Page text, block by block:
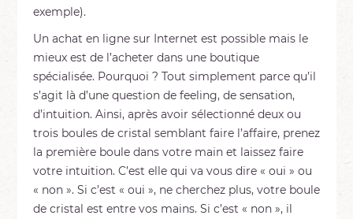
exemple).
Un achat en ligne sur Internet est possible mais le
mieux est de l’acheter dans une boutique
spécialisée. Pourquoi ? Tout simplement parce qu’il
s’agit là d’une question de feeling, de sensation,
d’intuition. Ainsi, après avoir sélectionné deux ou
trois boules de cristal semblant faire l’affaire, prenez
la première boule dans votre main et laissez faire
votre intuition. C’est elle qui va vous dire « oui » ou
« non ». Si c’est « oui », ne cherchez plus, votre boule
de cristal est entre vos mains. Si c’est « non », il